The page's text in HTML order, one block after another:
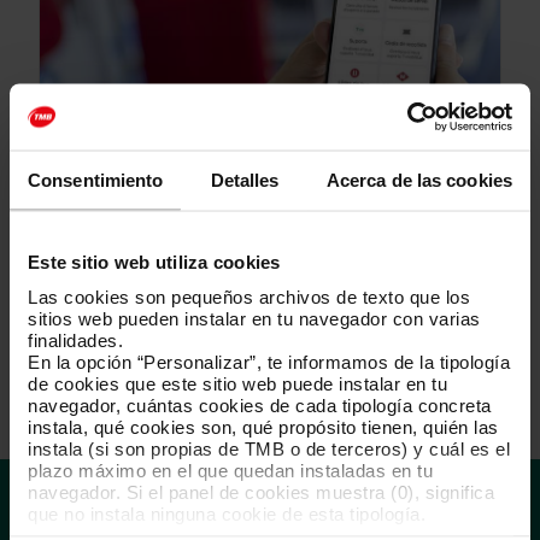
Consentimiento Detalles Acerca de las cookies
Este sitio web utiliza cookies
Las cookies son pequeños archivos de texto que los
sitios web pueden instalar en tu navegador con varias
finalidades.
En la opción “Personalizar”, te informamos de la tipología
de cookies que este sitio web puede instalar en tu
navegador, cuántas cookies de cada tipología concreta
instala, qué cookies son, qué propósito tienen, quién las
instala (si son propias de TMB o de terceros) y cuál es el
plazo máximo en el que quedan instaladas en tu
navegador. Si el panel de cookies muestra (0), significa
que no instala ninguna cookie de esta tipología.
¿Cómo se gestiona?
espacio personal para sacar partido de todos los
servicios de la T-mobilitat.
+
Date de alta en la T-mobilitat